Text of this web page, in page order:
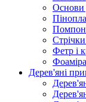
Основи
Фетр і
Дерев'яні